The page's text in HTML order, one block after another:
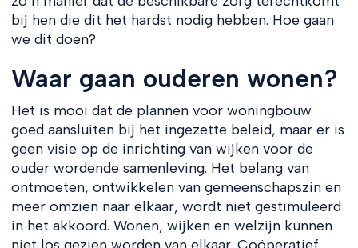
bij hen die dit het hardst nodig hebben. Hoe gaan
we dit doen?
Waar gaan ouderen wonen?
Het is mooi dat de plannen voor woningbouw
goed aansluiten bij het ingezette beleid, maar er is
geen visie op de inrichting van wijken voor de
ouder wordende samenleving. Het belang van
ontmoeten, ontwikkelen van gemeenschapszin en
meer omzien naar elkaar, wordt niet gestimuleerd
in het akkoord. Wonen, wijken en welzijn kunnen